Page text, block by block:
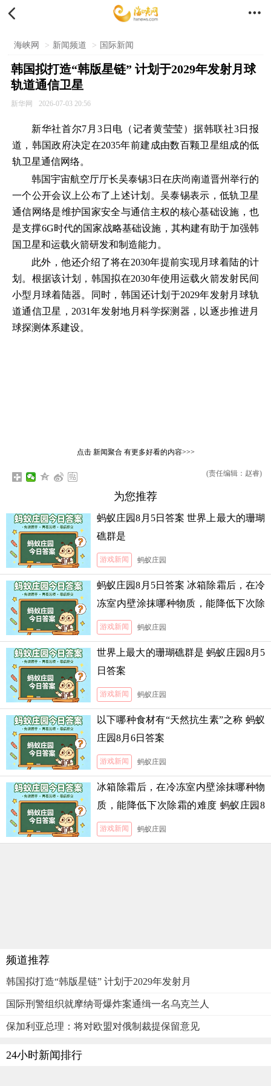
 
海峡网 > 新闻频道 > 国际新闻
韩国拟打造“韩版星链” 计划于2029年发射月球
轨道通信卫星
新华网 2026-07-03 20:56
新华社首尔7月3日电（记者黄莹莹）据韩联社3日报
道，韩国政府决定在2035年前建成由数百颗卫星组成的低
轨卫星通信网络。
韩国宇宙航空厅厅长吴泰锡3日在庆尚南道晋州举行的
一个公开会议上公布了上述计划。吴泰锡表示，低轨卫星
通信网络是维护国家安全与通信主权的核心基础设施，也
是支撑6G时代的国家战略基础设施，其构建有助于加强韩
国卫星和运载火箭研发和制造能力。
此外，他还介绍了将在2030年提前实现月球着陆的计
划。根据该计划，韩国拟在2030年使用运载火箭发射民间
小型月球着陆器。同时，韩国还计划于2029年发射月球轨
道通信卫星，2031年发射地月科学探测器，以逐步推进月
球探测体系建设。
点击 新闻聚合有更多好看的内容>>>
(责任编辑：赵睿)
为您推荐
蚂蚁庄园8月5日答案 世界上最大的珊瑚
礁群是
游戏新闻 蚂蚁庄园
蚂蚁庄园8月5日答案 冰箱除霜后，在冷
冻室内壁涂抹哪种物质，能降低下次除
霜的难度
游戏新闻 蚂蚁庄园
世界上最大的珊瑚礁群是 蚂蚁庄园8月5
日答案
游戏新闻 蚂蚁庄园
以下哪种食材有“天然抗生素”之称 蚂蚁
庄园8月6日答案
游戏新闻 蚂蚁庄园
冰箱除霜后，在冷冻室内壁涂抹哪种物
质，能降低下次除霜的难度 蚂蚁庄园8
月5日答案
游戏新闻 蚂蚁庄园
频道推荐
韩国拟打造“韩版星链” 计划于2029年发射月
国际刑警组织就摩纳哥爆炸案通缉一名乌克兰人
保加利亚总理：将对欧盟对俄制裁提保留意见
24小时新闻排行